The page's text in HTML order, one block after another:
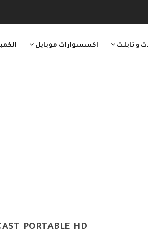
و تابلت اكسسوارات موبايل
PORTABLE HD